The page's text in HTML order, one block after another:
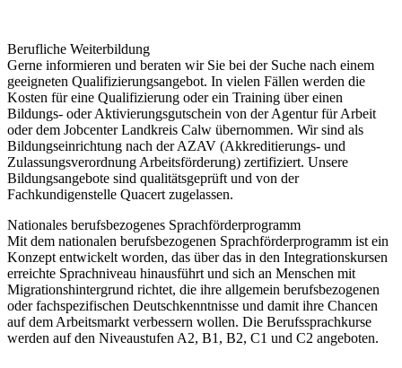
Berufliche Weiterbildung
Gerne informieren und beraten wir Sie bei der Suche nach einem
geeigneten Qualifizierungsangebot. In vielen Fällen werden die
Kosten für eine Qualifizierung oder ein Training über einen
Bildungs- oder Aktivierungsgutschein von der Agentur für Arbeit
oder dem Jobcenter Landkreis Calw übernommen. Wir sind als
Bildungseinrichtung nach der AZAV (Akkreditierungs- und
Zulassungsverordnung Arbeitsförderung) zertifiziert. Unsere
Bildungsangebote sind qualitätsgeprüft und von der
Fachkundigenstelle Quacert zugelassen.
Nationales berufsbezogenes Sprachförderprogramm
Mit dem nationalen berufsbezogenen Sprachförderprogramm ist ein
Konzept entwickelt worden, das über das in den Integrationskursen
erreichte Sprachniveau hinausführt und sich an Menschen mit
Migrationshintergrund richtet, die ihre allgemein berufsbezogenen
oder fachspezifischen Deutschkenntnisse und damit ihre Chancen
auf dem Arbeitsmarkt verbessern wollen. Die Berufssprachkurse
werden auf den Niveaustufen A2, B1, B2, C1 und C2 angeboten.